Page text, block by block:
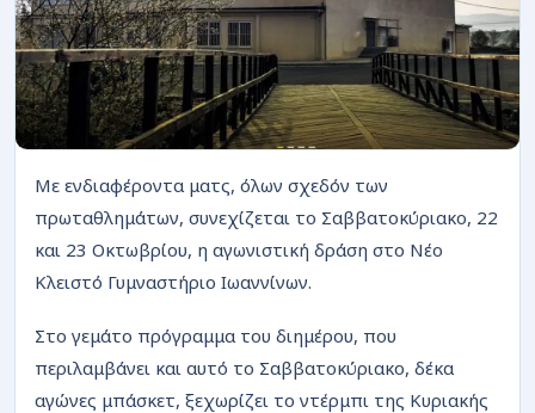
ΡΟΗ
Με ενδιαφέροντα ματς, όλων σχεδόν των
πρωταθλημάτων, συνεχίζεται το Σαββατοκύριακο, 22
και 23 Οκτωβρίου, η αγωνιστική δράση στο Νέο
Κλειστό Γυμναστήριο Ιωαννίνων.
Στο γεμάτο πρόγραμμα του διημέρου, που
περιλαμβάνει και αυτό το Σαββατοκύριακο, δέκα
αγώνες μπάσκετ, ξεχωρίζει το ντέρμπι της Κυριακής